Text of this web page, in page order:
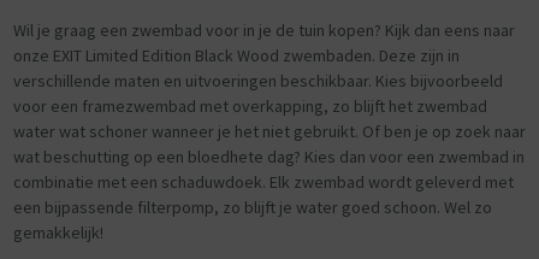
Wil je graag een zwembad voor in je de tuin kopen? Kijk dan eens naar
onze EXIT Limited Edition Black Wood zwembaden. Deze zijn in
verschillende maten en uitvoeringen beschikbaar. Kies bijvoorbeeld
voor een framezwembad met overkapping, zo blijft het zwembad
water wat schoner wanneer je het niet gebruikt. Of ben je op zoek naar
wat beschutting op een bloedhete dag? Kies dan voor een zwembad in
combinatie met een schaduwdoek. Elk zwembad wordt geleverd met
een bijpassende filterpomp, zo blijft je water goed schoon. Wel zo
gemakkelijk!